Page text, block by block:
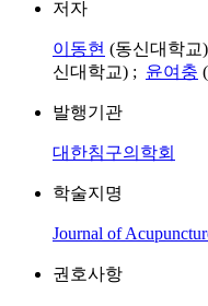
저자
이동현 (동신대학교
신대학교) ; 윤여충
발행기관
대한침구의학회
학술지명
Journal of
권호사항